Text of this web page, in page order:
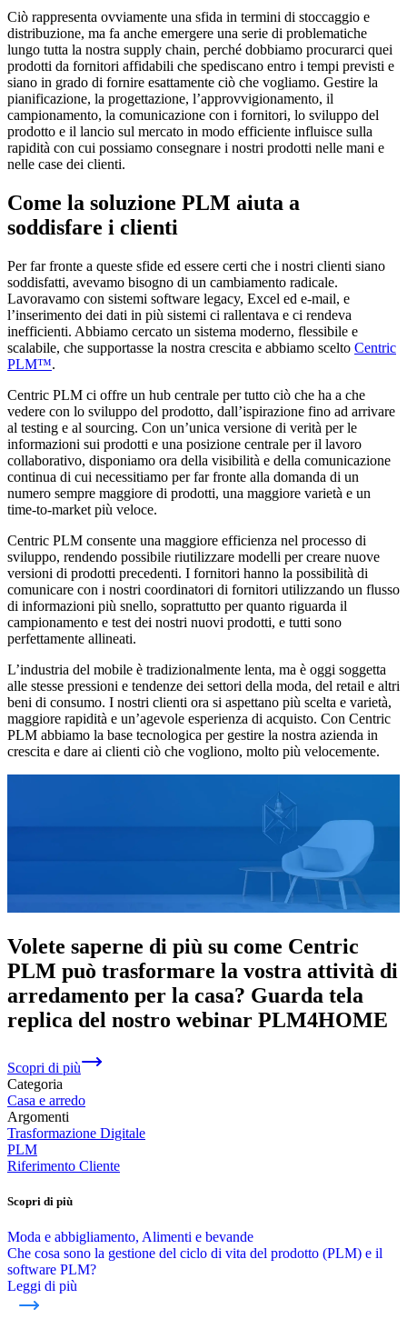
Ciò rappresenta ovviamente una sfida in termini di stoccaggio e
distribuzione, ma fa anche emergere una serie di problematiche
lungo tutta la nostra supply chain, perché dobbiamo procurarci quei
prodotti da fornitori affidabili che spediscano entro i tempi previsti e
siano in grado di fornire esattamente ciò che vogliamo. Gestire la
pianificazione, la progettazione, l’approvvigionamento, il
campionamento, la comunicazione con i fornitori, lo sviluppo del
prodotto e il lancio sul mercato in modo efficiente influisce sulla
rapidità con cui possiamo consegnare i nostri prodotti nelle mani e
nelle case dei clienti.
Come la soluzione PLM aiuta a
soddisfare i clienti
Per far fronte a queste sfide ed essere certi che i nostri clienti siano
soddisfatti, avevamo bisogno di un cambiamento radicale.
Lavoravamo con sistemi software legacy, Excel ed e-mail, e
l’inserimento dei dati in più sistemi ci rallentava e ci rendeva
inefficienti. Abbiamo cercato un sistema moderno, flessibile e
scalabile, che supportasse la nostra crescita e abbiamo scelto Centric
PLM™.
Centric PLM ci offre un hub centrale per tutto ciò che ha a che
vedere con lo sviluppo del prodotto, dall’ispirazione fino ad arrivare
al testing e al sourcing. Con un’unica versione di verità per le
informazioni sui prodotti e una posizione centrale per il lavoro
collaborativo, disponiamo ora della visibilità e della comunicazione
continua di cui necessitiamo per far fronte alla domanda di un
numero sempre maggiore di prodotti, una maggiore varietà e un
time-to-market più veloce.
Centric PLM consente una maggiore efficienza nel processo di
sviluppo, rendendo possibile riutilizzare modelli per creare nuove
versioni di prodotti precedenti. I fornitori hanno la possibilità di
comunicare con i nostri coordinatori di fornitori utilizzando un flusso
di informazioni più snello, soprattutto per quanto riguarda il
campionamento e test dei nostri nuovi prodotti, e tutti sono
perfettamente allineati.
L’industria del mobile è tradizionalmente lenta, ma è oggi soggetta
alle stesse pressioni e tendenze dei settori della moda, del retail e altri
beni di consumo. I nostri clienti ora si aspettano più scelta e varietà,
maggiore rapidità e un’agevole esperienza di acquisto. Con Centric
PLM abbiamo la base tecnologica per gestire la nostra azienda in
crescita e dare ai clienti ciò che vogliono, molto più velocemente.
Volete saperne di più su come Centric
PLM può trasformare la vostra attività di
arredamento per la casa? Guarda tela
replica del nostro webinar PLM4HOME
Scopri di più
Categoria
Casa e arredo
Argomenti
Trasformazione Digitale
PLM
Riferimento Cliente
Scopri di più
Moda e abbigliamento, Alimenti e bevande
Che cosa sono la gestione del ciclo di vita del prodotto (PLM) e il
software PLM?
Leggi di più